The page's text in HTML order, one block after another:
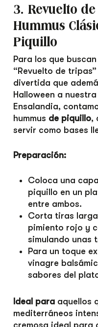
3. Revuelto
Hummus
Piquillo
Para los que
“Revuelto de
divertida que
Halloween a
Ensalandia,
hummus de piquillo,
servir como bases
Preparación:
Coloca una
piquillo en un
entre ambos.
Corta tiras
pimiento rojo y
simulando unas
Para un toque
vinagre
sabores del
Ideal paraaquellos
mediterráneos
cremosa ideal para